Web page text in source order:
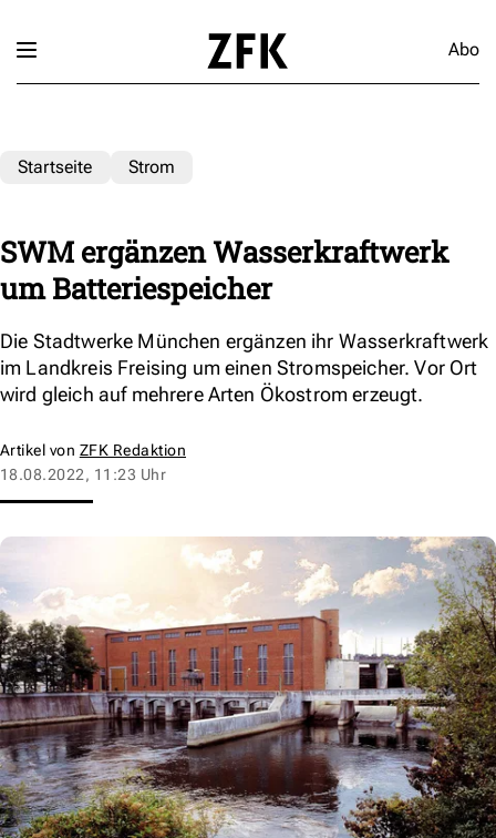
Abo
Startseite Strom
SWM ergänzen Wasserkraftwerk
um Batteriespeicher
Die Stadtwerke München ergänzen ihr Wasserkraftwerk
im Landkreis Freising um einen Stromspeicher. Vor Ort
wird gleich auf mehrere Arten Ökostrom erzeugt.
Artikel von ZFK Redaktion
18.08.2022, 11:23 Uhr